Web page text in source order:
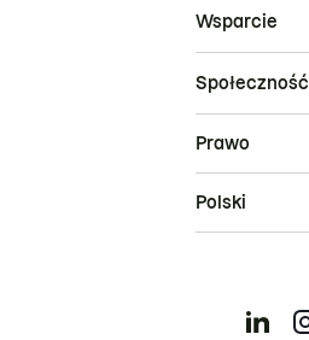
Wsparcie
Społeczność
Prawo
Polski